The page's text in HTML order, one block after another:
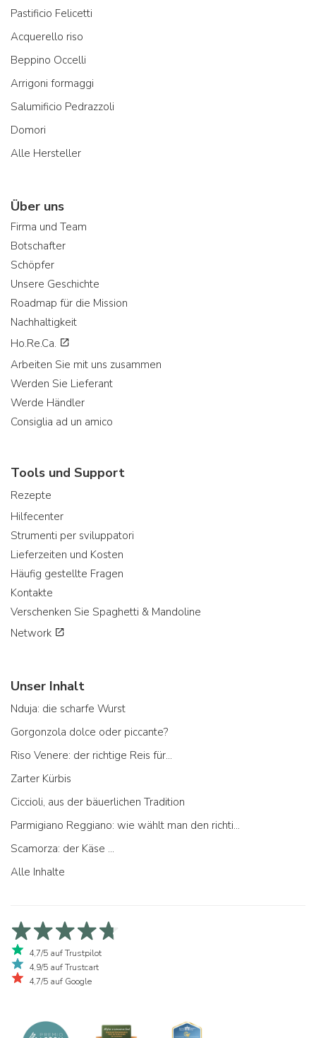
Pastificio Felicetti
Acquerello riso
Beppino Occelli
Arrigoni formaggi
Salumificio Pedrazzoli
Domori
Alle Hersteller
Über uns
Firma und Team
Botschafter
Schöpfer
Unsere Geschichte
Roadmap für die Mission
Nachhaltigkeit
Ho.Re.Ca.
Arbeiten Sie mit uns zusammen
Werden Sie Lieferant
Werde Händler
Consiglia ad un amico
Tools und Support
Rezepte
Hilfecenter
Strumenti per sviluppatori
Lieferzeiten und Kosten
Häufig gestellte Fragen
Kontakte
Verschenken Sie Spaghetti & Mandoline
Network
Unser Inhalt
Nduja: die scharfe Wurst
Gorgonzola dolce oder piccante?
Riso Venere: der richtige Reis für...
Zarter Kürbis
Ciccioli, aus der bäuerlichen Tradition
Parmigiano Reggiano: wie wählt man den richtigen aus
Scamorza: der Käse ...
Alle Inhalte
4,7/5 auf Trustpilot
4,9/5 auf Trustcart
4,7/5 auf Google